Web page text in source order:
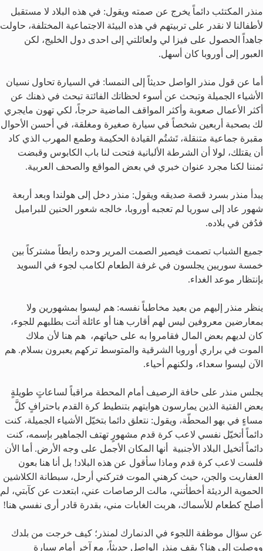
منذر المكتئب دائماً يخرج عن صمته ويقول: في هذه البلاد لا مستقبل
لأطفالنا لا نقدر على تربيتهم في هذه البيئة الاجتماعية المختلفة، حاولت
جاهداً الحصول على فيزا لي ولعائلتي إلى احدى دول الخليج، لكن
العبور إلى أوروبا كان أسهل.
أما عن قول منذر الواصل حديثاً إلى النمسا: في السيارة تحاول نسيان
الأشياء الجميلة وتبحث عن أسوء لحظاتك الفائتة تبحث في ذهنك عن
أكثر الأعمال صعوبة وأكثر المواقف الماضية حرجاً، لكي تهون مايجري
لك بصحبة أربعين شخصاً في سيارة صغيرة ومغلقة، في أحسن الأحوال
مقبرة جماعية متنقلة، تَشتُم القيادة الحكيمة وطمع المهرب الذي كاد
أن يقتلك، لولا أن الشرطة الألبانية فتحت لنا باب الكابوس وقبضت
ثمننا لكنا مجرد عنوان خبري في بعض المواقع والصحف العربية.
يبدأ منذر بسرد قصة صديقه ويقول: منذر دخل إلى هولندا وبعد أربعة
شهور عاد إلى سوريا لم تعجبه أوروبا، خالجه شعور الحنين للبراميل
فدُفن في بلاده.
جميع الشباب تصمت فيصير الصمت المرير وحده رابطاً مشتركاً بين
خمسة سوريين يجلسون في غرفة الطعام لكامب لجوء في السويد
بإنتظار موعد الغداء.
ينظر منذر إليهم من بعيد مخاطباً نفسه: هم ليسوا بمشهورين ولا
بمعارضين معروفين ليس لهم أقارب هنا أو عائلة أتت بطلبهم للجوء،
كان لديهم بعض المال فقامروا به على حياتهم، هم هنا لأن ملاك
الموت في براري أوروبا الشرقية والمتوسط تركهم يعبرون بسلام. هم
الآن ليسوا سعداء، ولكنهم أحياء.
يجلس منذر على حافة الرصيف أمام المحطة مراقباً لساعاتٍ طويلةٍ
بعض الفتية الذين يمارسون هوايتهم بتنطيط كرة القدم باحترافٍ كلَّ
مساءٍ في بهو المحطّة، ويقول: نتعلق دائما بتخيّل الأشياء الجميلة، كنت
دائماً أتخيّل نفسي لاعب كرة قدم مشهورٍ تهتف الجماهير بإسمه، كنت
دائماً أتخيل البلاد الأجنبية أنها المكان الأجمل على وجه الأرض. أما الأن
فلست لاعب كرة قدم وماذا سأقول عن هذه البلاد! بل أنا هنا بعون
العفاريت والجن، حيث كرهني الموت فتركني أرحل، سبطانة الكلاشين
الحموية الرديئة أخطأتني، مالت الرصاصات عني، ابتعدت عن كآبتي، لم
أصلح كطعام للأسماك، هربت الغابات مني، بقدرة قادر أرى نفسي هنا!
عن سؤال موظفة اللجوء في الدنمارك لمنذر؛ كيف خرجت من بلدك
ووصلت إلى هنا؟ يقف منذر الواصل حديثاً، مع آخرٍ أمام سيارة